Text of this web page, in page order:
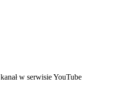
nowej karciew serwisie YouTube